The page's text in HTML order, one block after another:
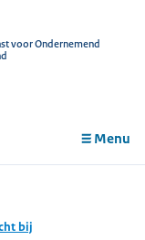
voor Ondernemend
Menu
bij